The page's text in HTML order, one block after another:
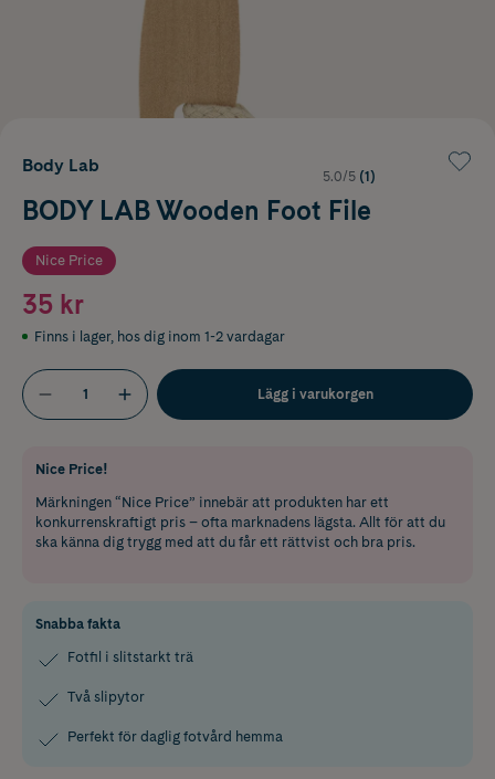
Body Lab
5.0/5 (1)
BODY LAB Wooden Foot File
Nice Price
35 kr
Finns i lager, hos dig inom 1-2 vardagar
Lägg i varukorgen
Nice Price!
Märkningen “Nice Price” innebär att produkten har ett
konkurrenskraftigt pris – ofta marknadens lägsta. Allt för att du
ska känna dig trygg med att du får ett rättvist och bra pris.
Snabba fakta
Fotfil i slitstarkt trä
Två slipytor
Perfekt för daglig fotvård hemma